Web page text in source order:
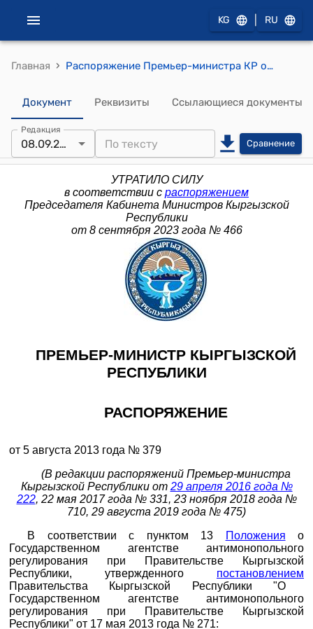
KG RU
Главная › Распоряжение Премьер-министра КР от 5 августа 2013 года № 379 (Об утверждении членов коллегии Государственного агенства антимонопольного регулирования при Правительстве Кыргызской Республики)
Документ Реквизиты Ссылающиеся документы
Редакция
08.09.2023 Сравнение